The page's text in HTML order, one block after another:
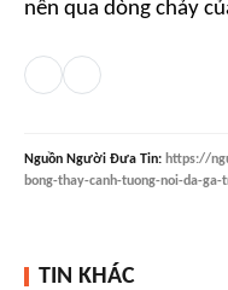
nên qua dòng chảy
Nguồn Người Đưa Tin: https://
bong-thay-canh-tuong-noi-da-
TIN KHÁC